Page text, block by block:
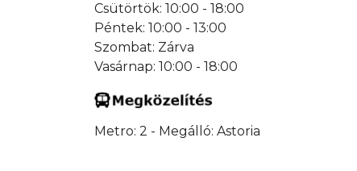
Csütörtök: 10:00 - 18:00
Péntek: 10:00 - 13:00
Szombat: Zárva
Vasárnap: 10:00 - 18:00
Metro: 2 - Megálló: Astoria